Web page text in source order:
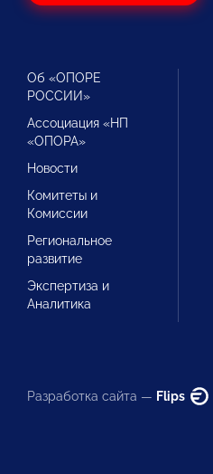
Об «ОПОРЕ
РОССИИ»
Ассоциация «НП
«ОПОРА»
Новости
Комитеты и
Комиссии
Региональное
развитие
Экспертиза и
Аналитика
Разработка сайта — Flips